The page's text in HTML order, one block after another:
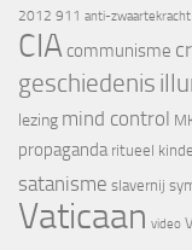
2012 911 anti-zwaartekracht
CIA communisme
geschiedenis
lezing mind control
propaganda ritueel
satanisme slavernij
Vaticaan video